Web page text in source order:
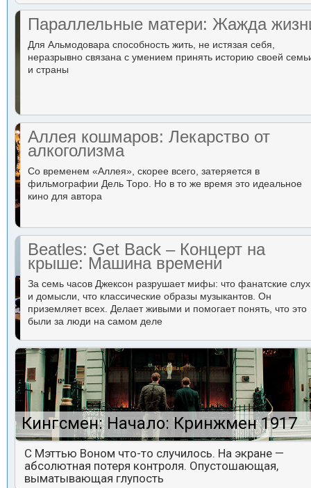
Параллельные матери: Жажда
Для Альмодовара способность жить, не истязая себя,
неразрывно связана с умением принять историю своей
и страны
Аллея кошмаров: Лекарство от
алкоголизма
Со временем «Аллея», скорее всего, затеряется в
фильмографии Дель Торо. Но в то же время это идеальное
кино для автора
Beatles: Get Back – Концерт на
крыше: Машина времени
За семь часов Джексон разрушает мифы: что фанатские
и домысли, что классические образы музыкантов. Он
приземляет всех. Делает живыми и помогает понять, что это
были за люди на самом деле
Кингсмен: Начало: Кринжмен 1917
С Мэттью Воном что-то случилось. На экране —
абсолютная потеря контроля. Опустошающая,
выматывающая глупость